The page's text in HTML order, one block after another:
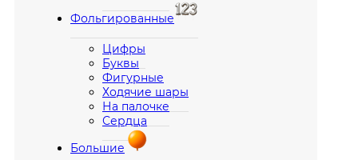
Фольгированные
Цифры
Буквы
Фигурные
Ходячие шары
На палочке
Сердца
Большие